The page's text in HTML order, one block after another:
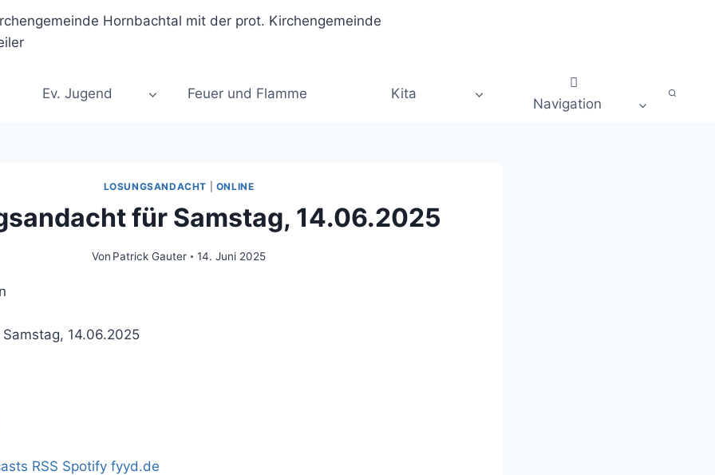
Ev. Jugend Feuer und Flamme Kita
Navigation
LOSUNGSANDACHT ONLINE
für Samstag, 14.06.2025
Von Patrick Gauter 14. Juni 2025
14.06.2025
RSS Spotify fyyd.de